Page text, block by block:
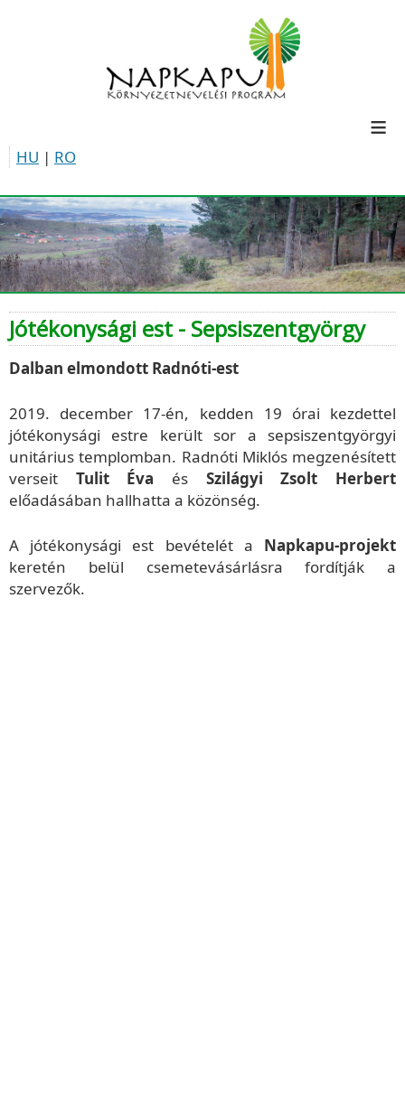
≡
HU | RO
Jótékonysági est - Sepsiszentgyörgy
Dalban elmondott Radnóti-est
2019. december 17-én, kedden 19 órai kezdettel
jótékonysági estre került sor a sepsiszentgyörgyi
unitárius templomban. Radnóti Miklós megzenésített
verseit Tulit Éva és Szilágyi Zsolt Herbert
előadásában hallhatta a közönség.
A jótékonysági est bevételét a Napkapu-projekt
keretén belül csemetevásárlásra fordítják a
szervezők.